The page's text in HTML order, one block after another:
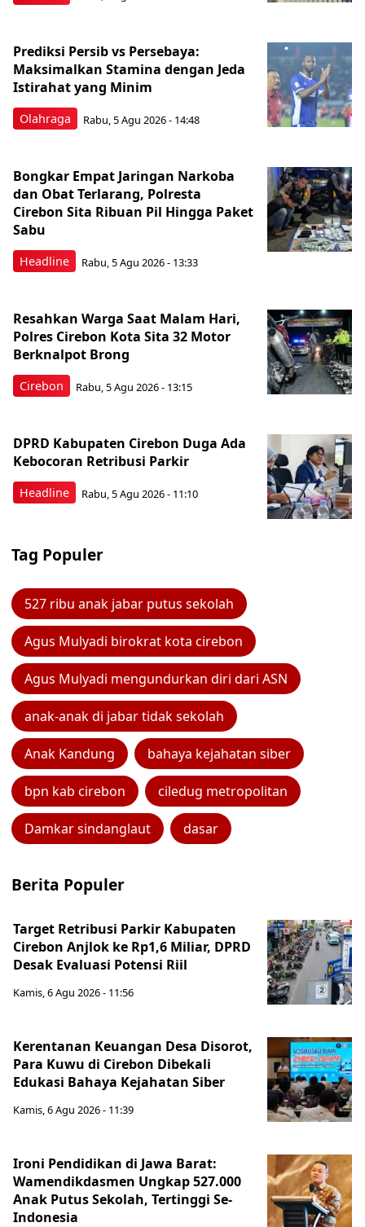
Olahraga
Prediksi Persib vs Persebaya:
Maksimalkan Stamina dengan Jeda
Istirahat yang Minim
Rabu, 5 Agu 2026 - 14:48
Headline
Bongkar Empat Jaringan Narkoba
dan Obat Terlarang, Polresta
Cirebon Sita Ribuan Pil Hingga Paket
Sabu
Rabu, 5 Agu 2026 - 13:33
Cirebon
Resahkan Warga Saat Malam Hari,
Polres Cirebon Kota Sita 32 Motor
Berknalpot Brong
Rabu, 5 Agu 2026 - 13:15
Headline
DPRD Kabupaten Cirebon Duga Ada
Kebocoran Retribusi Parkir
Rabu, 5 Agu 2026 - 11:10
Tag Populer
527 ribu anak jabar putus sekolah
Agus Mulyadi birokrat kota cirebon
Agus Mulyadi mengundurkan diri dari ASN
anak-anak di jabar tidak sekolah
Anak Kandung bahaya kejahatan siber
bpn kab cirebon ciledug metropolitan
Damkar sindanglaut dasar
Berita Populer
Target Retribusi Parkir Kabupaten
Cirebon Anjlok ke Rp1,6 Miliar, DPRD
Desak Evaluasi Potensi Riil
Kamis, 6 Agu 2026 - 11:56
Kerentanan Keuangan Desa Disorot,
Para Kuwu di Cirebon Dibekali
Edukasi Bahaya Kejahatan Siber
Kamis, 6 Agu 2026 - 11:39
Ironi Pendidikan di Jawa Barat:
Wamendikdasmen Ungkap 527.000
Anak Putus Sekolah, Tertinggi Se-
Indonesia